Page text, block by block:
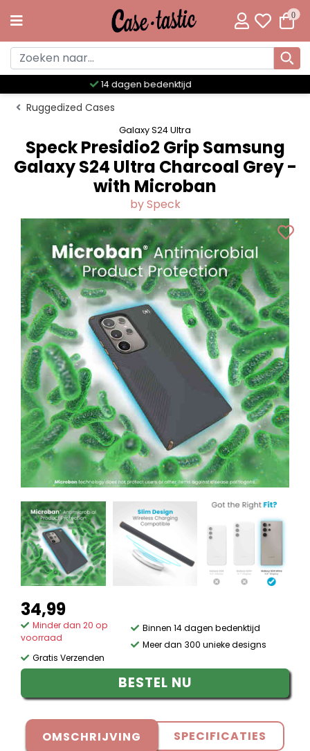
0
Meer dan 300 unieke designs
Ruggedized Cases
Galaxy S24 Ultra
Speck Presidio2 Grip Samsung
Galaxy S24 Ultra Charcoal Grey -
with Microban
by Speck
34,99
Minder dan 20 op
voorraad
Gratis Verzenden
Binnen 14 dagen bedenktijd
Meer dan 300 unieke designs
BESTEL NU
OMSCHRIJVING SPECIFICATIES